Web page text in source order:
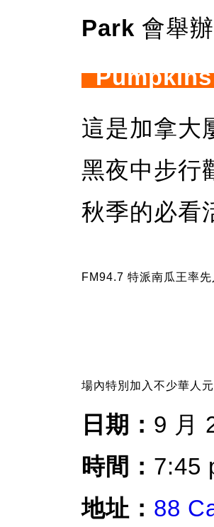
Park 會舉
這是加拿大
黑夜中步行
秋季的必看
FM94.7 特派南瓜王率
場內特別加入不少華人
日期： 9 月
時間： 7:45
地址： 88